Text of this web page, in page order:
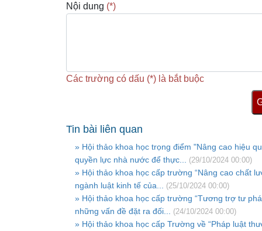
Nội dung (*)
Các trường có dấu (*) là bắt buộc
Tin bài liên quan
» Hội thảo khoa học trọng điểm "Nâng cao hiệu
quyền lực nhà nước để thực...
(29/10/2024 00:00)
» Hội thảo khoa học cấp trường “Nâng cao chất
ngành luật kinh tế của...
(25/10/2024 00:00)
» Hội thảo khoa học cấp trường “Tương trợ tư
những vấn đề đặt ra đối...
(24/10/2024 00:00)
» Hội thảo khoa học cấp Trường về “Pháp luật